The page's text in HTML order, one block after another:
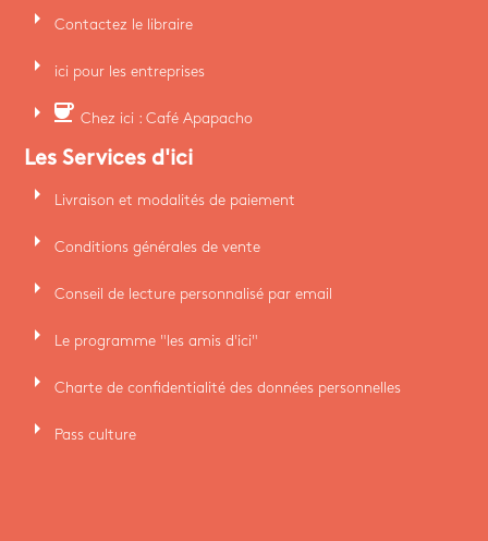
arrow_right Contactez le libraire
arrow_right ici pour les entreprises
arrow_right coffee Chez ici : Café Apapacho
Les Services d'ici
arrow_right Livraison et modalités de paiement
arrow_right Conditions générales de vente
arrow_right Conseil de lecture personnalisé par email
arrow_right Le programme "les amis d'ici"
arrow_right Charte de confidentialité des données personnelles
arrow_right Pass culture